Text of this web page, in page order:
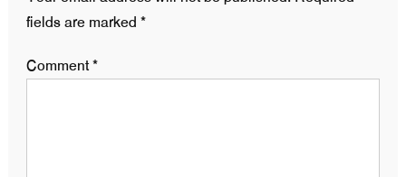
fields are marked *
Comment*